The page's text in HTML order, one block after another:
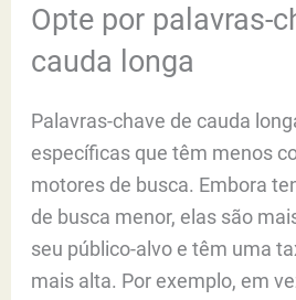
Opte por palavras-
cauda longa
Palavras-chave de cauda
específicas que têm menos
motores de busca. Embora
de busca menor, elas são
seu público-alvo e têm uma
mais alta. Por exemplo, em